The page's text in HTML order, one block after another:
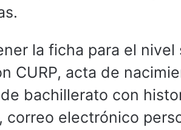
la ficha para el
CURP, acta de
bachillerato con
correo electrónico